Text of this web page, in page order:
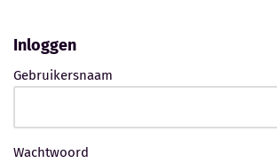
Inloggen
Gebruikersnaam
Wachtwoord